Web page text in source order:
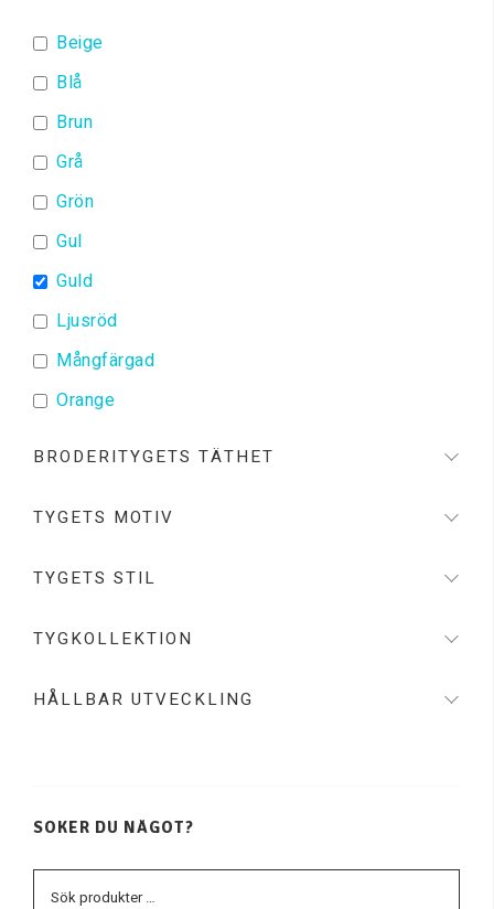
Beige
Blå
Brun
Grå
Grön
Gul
Guld
Ljusröd
Mångfärgad
Orange
Turkos
BRODERITYGETS TÄTHET
TYGETS MOTIV
TYGETS STIL
TYGKOLLEKTION
HÅLLBAR UTVECKLING
SÖKER DU NÅGOT?